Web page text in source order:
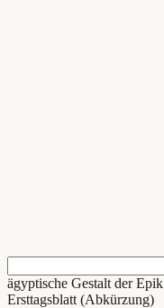
ägyptische Gestalt der Epik
Ersttagsblatt (Abkürzung)